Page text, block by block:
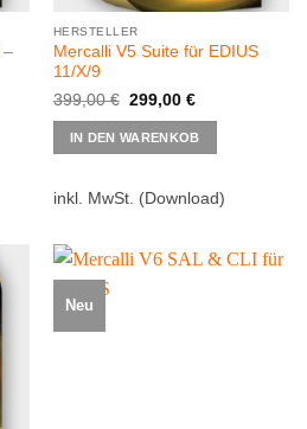
–
HERSTELLER
Mercalli V5 Suite für EDIUS
11/X/9
399,00€ Ursprünglicher
war:
399,00 €
299,00 €Aktueller
ist:
299,00 €.
IN DEN WARENKOB
inkl. MwSt. (Download)
Neu